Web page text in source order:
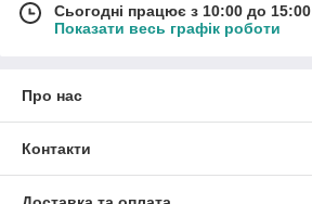
Сьогодні працює з 10:00 до 15:00
Показати весь графік роботи
Про нас
Контакти